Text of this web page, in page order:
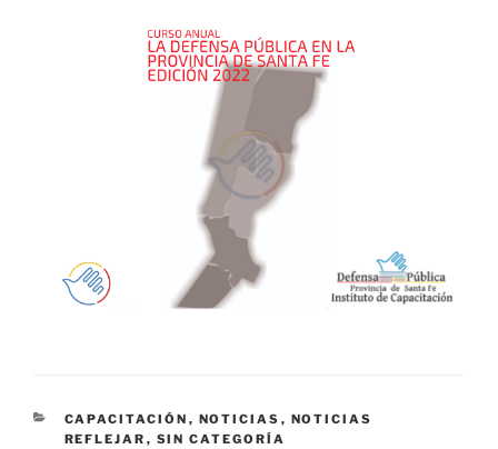
CATEGORÍAS
CAPACITACIÓN , NOTICIAS , NOTICIAS
REFLEJAR , SIN CATEGORÍA